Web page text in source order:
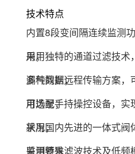
技术特点
内置8段变间隔连续监测
用；
采用独特的通道过滤技
漏气问题；
多种数据远程传输方案，
用场景；
可选配手持操控设备，
状况；
采用国内先进的一体式阀
监测要求 ;
采用特殊滤波技术及低